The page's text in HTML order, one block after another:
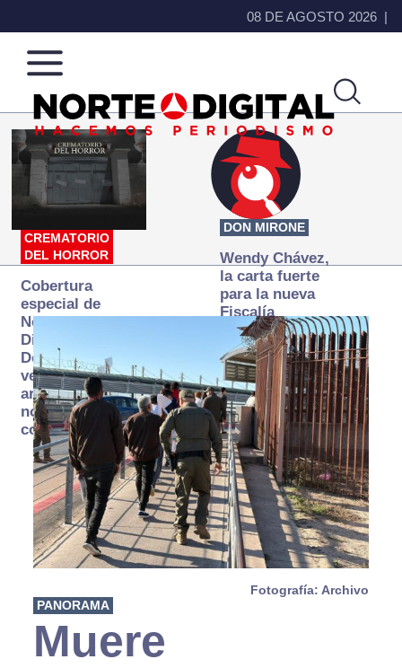
08 DE AGOSTO 2026
Norte
de
Ciudad
Más
que
noticias,
hacemos periodismo
CREMATORIO
DEL HORROR
Cobertura
especial de
Norte
Digital:
Donde la
verdad
arde… pero
no se
consume
DON MIRONE
Wendy Chávez,
la carta fuerte
para la nueva
Fiscalía
autónoma
Fotografía: Archivo
PANORAMA
Muere